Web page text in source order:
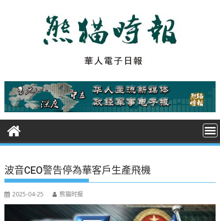
t
波音CEO警告停為華客戶生產飛機
2025-04-25 熊猫时报